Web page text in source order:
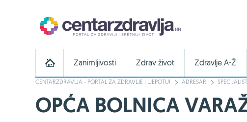
Zanimljivosti Zdrav život Zdravlje A-Ž
CENTARZDRAVLJA - PORTAL ZA ZDRAVLJE I LJEPOTU! ADRESAR
OPĆA BOLNICA